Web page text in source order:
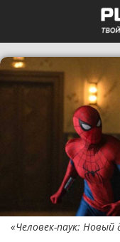
«Человек-паук: Новый